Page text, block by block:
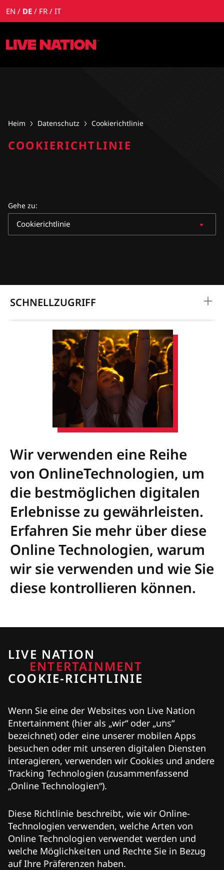
EN DE FR IT
Heim Datenschutz Cookierichtlinie
COOKIERICHTLINIE
Gehe zu:
Cookierichtlinie
SCHNELLZUGRIFF
Wir verwenden eine Reihe
von OnlineTechnologien, um
die bestmöglichen digitalen
Erlebnisse zu gewährleisten.
Erfahren Sie mehr über diese
Online Technologien, warum
wir sie verwenden und wie Sie
diese kontrollieren können.
LIVE NATION
ENTERTAINMENT
COOKIE-RICHTLINIE
Wenn Sie eine der Websites von Live Nation
Entertainment (hier als „wir“ oder „uns“
bezeichnet) oder eine unserer mobilen Apps
besuchen oder mit unseren digitalen Diensten
interagieren, verwenden wir Cookies und andere
Tracking Technologien (zusammenfassend
„Online Technologien“).
Diese Richtlinie beschreibt, wie wir Online-
Technologien verwenden, welche Arten von
Online Technologien verwendet werden und
welche Möglichkeiten und Rechte Sie in Bezug
auf Ihre Präferenzen haben.